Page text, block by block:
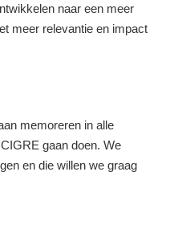
naar een meer
meer relevantie en impact
memoreren in alle
gaan doen. We
en die willen we graag